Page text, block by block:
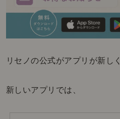
リセノの公式がアプリが新し
新しいアプリでは、